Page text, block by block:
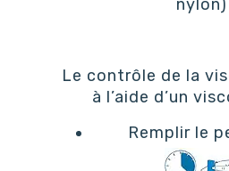
Le contrôle de la
à l’aide d’un
Remplir le